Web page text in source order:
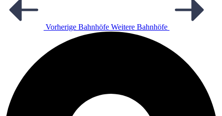
Vorherige Bahnhöfe Weitere Bahnhöfe